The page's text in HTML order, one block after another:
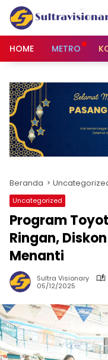
Langsung
konten
HOME
METRO
Beranda
Uncategorized
Program
Ringan,
Menanti
Sultra Visionary
05/12/2025